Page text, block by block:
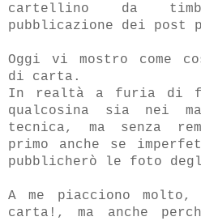
cartellino da
pubblicazione dei post
Oggi vi mostro come
di carta.
In realtà a furia di
qualcosina sia nei
tecnica, ma senza
primo anche se
pubblicherò le foto
A me piacciono
carta!, ma anche